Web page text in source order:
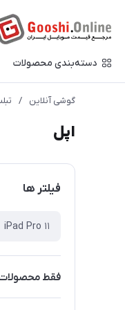
دسته‌بندی محصولات
گوشی آنلاین /
اپل
فیلتر ها
فقط